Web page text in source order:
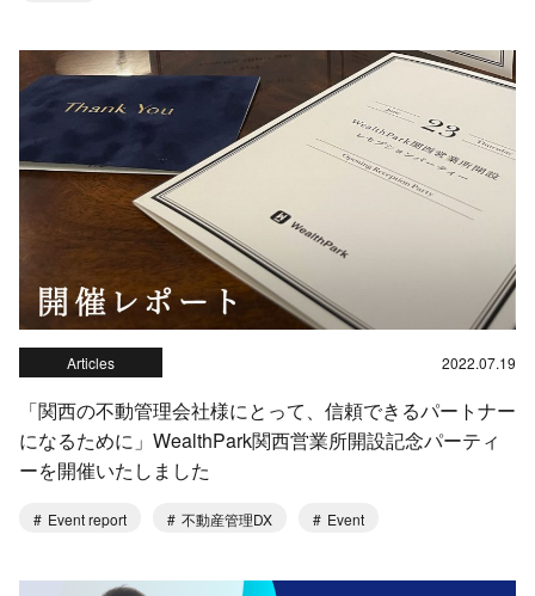
Articles 2022.07.19
「関西の不動管理会社様にとって、信頼できるパートナー
になるために」WealthPark関西営業所開設記念パーティ
ーを開催いたしました
Event report 不動産管理DX Event